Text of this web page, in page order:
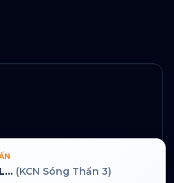
Chỉ đường
(KCN Sóng Thần 3)